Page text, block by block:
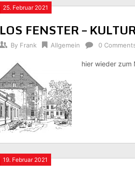
25. Februar 2021
LOS FENSTER –
By Frank Allgemein 0
hier wieder zum
19. Februar 2021